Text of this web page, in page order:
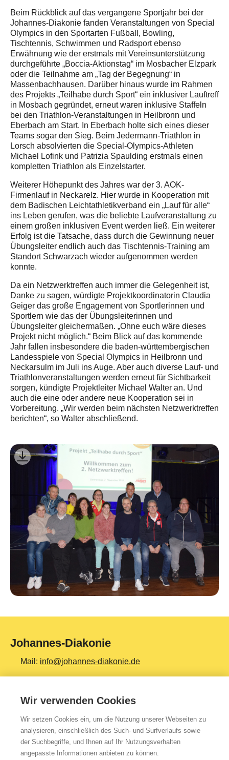
Beim Rückblick auf das vergangene Sportjahr bei der
Johannes-Diakonie fanden Veranstaltungen von Special
Olympics in den Sportarten Fußball, Bowling,
Tischtennis, Schwimmen und Radsport ebenso
Erwähnung wie der erstmals mit Vereinsunterstützung
durchgeführte „Boccia-Aktionstag“ im Mosbacher Elzpark
oder die Teilnahme am „Tag der Begegnung“ in
Massenbachhausen. Darüber hinaus wurde im Rahmen
des Projekts „Teilhabe durch Sport“ ein inklusiver Lauftreff
in Mosbach gegründet, erneut waren inklusive Staffeln
bei den Triathlon-Veranstaltungen in Heilbronn und
Eberbach am Start. In Eberbach holte sich eines dieser
Teams sogar den Sieg. Beim Jedermann-Triathlon in
Lorsch absolvierten die Special-Olympics-Athleten
Michael Lofink und Patrizia Spaulding erstmals einen
kompletten Triathlon als Einzelstarter.
Weiterer Höhepunkt des Jahres war der 3. AOK-
Firmenlauf in Neckarelz. Hier wurde in Kooperation mit
dem Badischen Leichtathletikverband ein „Lauf für alle“
ins Leben gerufen, was die beliebte Laufveranstaltung zu
einem großen inklusiven Event werden ließ. Ein weiterer
Erfolg ist die Tatsache, dass durch die Gewinnung neuer
Übungsleiter endlich auch das Tischtennis-Training am
Standort Schwarzach wieder aufgenommen werden
konnte.
Da ein Netzwerktreffen auch immer die Gelegenheit ist,
Danke zu sagen, würdigte Projektkoordinatorin Claudia
Geiger das große Engagement von Sportlerinnen und
Sportlern wie das der Übungsleiterinnen und
Übungsleiter gleichermaßen. „Ohne euch wäre dieses
Projekt nicht möglich.“ Beim Blick auf das kommende
Jahr fallen insbesondere die baden-württembergischen
Landesspiele von Special Olympics in Heilbronn und
Neckarsulm im Juli ins Auge. Aber auch diverse Lauf- und
Triathlonveranstaltungen werden erneut für Sichtbarkeit
sorgen, kündigte Projektleiter Michael Walter an. Und
auch die eine oder andere neue Kooperation sei in
Vorbereitung. „Wir werden beim nächsten Netzwerktreffen
berichten“, so Walter abschließend.
Johannes-Diakonie
Mail: info@johannes-diakonie.de
Tel:06261 - 88-0
Top Themen
Teilhabe & Assistenz
Wir verwenden Cookies
Wir setzen Cookies ein, um die Nutzung unserer Webseiten zu
analysieren, einschließlich des Such- und Surfverlaufs sowie
der Suchbegriffe, und Ihnen auf Ihr Nutzungsverhalten
angepasste Informationen anbieten zu können.